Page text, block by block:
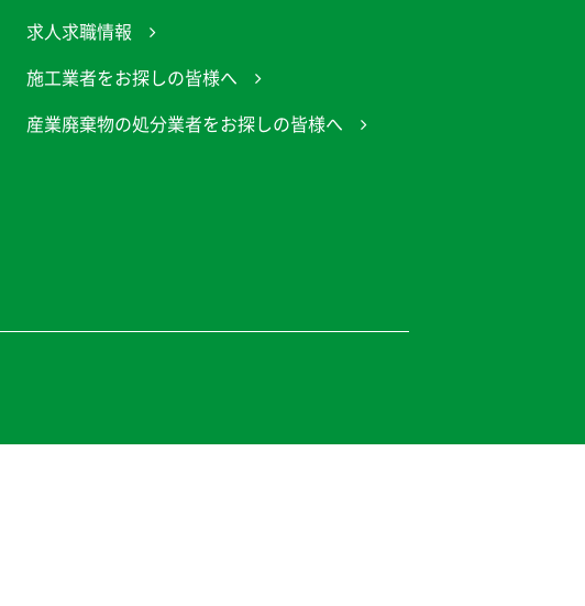
求人求職情報
施工業者をお探しの皆様へ
産業廃棄物の処分業者をお探しの皆様へ